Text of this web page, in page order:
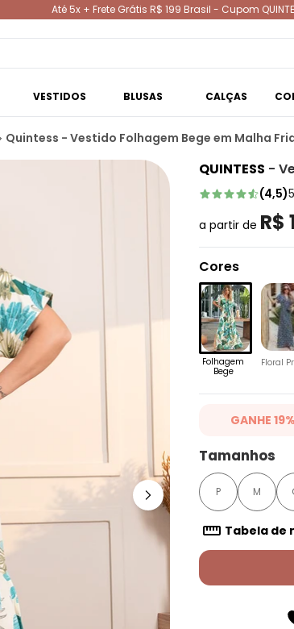
Até 5x + Frete Grátis R$ 199 Brasil - Cupom
VESTIDOS BLUSAS CALÇAS
Quintess - Vestido Folhagem Bege em Malha
QUINTESS -
(4,5)
a partir de R$
Cores
Folhagem
Bege
Floral
GANHE
Ganhe 19%
cupom:
até 07/08/2026.
Tamanhos
P M
Tabela de